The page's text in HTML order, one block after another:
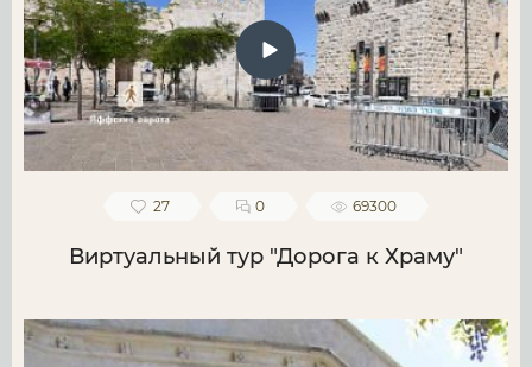
27 0 69300
Виртуальный тур "Дорога к Храму"